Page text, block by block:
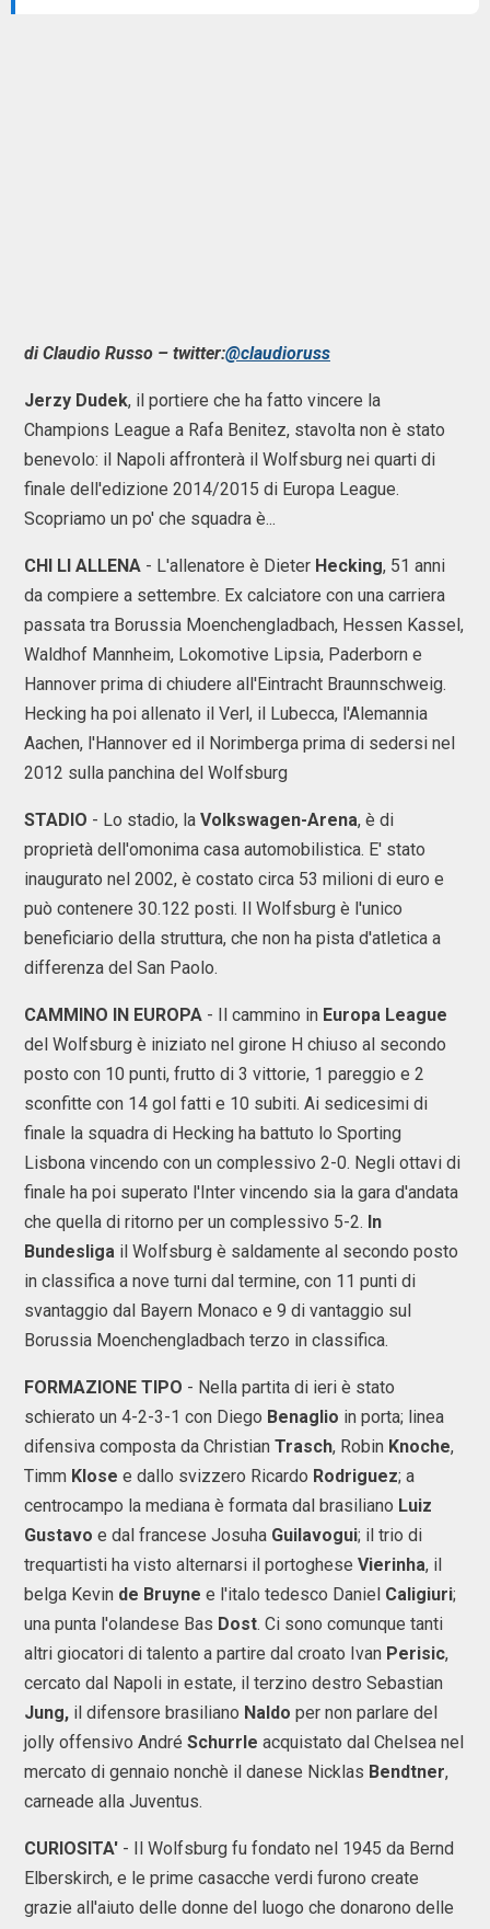
di Claudio Russo – twitter:@claudioruss
Jerzy Dudek, il portiere che ha fatto vincere la
Champions League a Rafa Benitez, stavolta non è stato
benevolo: il Napoli affronterà il Wolfsburg nei quarti di
finale dell'edizione 2014/2015 di Europa League.
Scopriamo un po' che squadra è...
CHI LI ALLENA - L'allenatore è Dieter Hecking, 51 anni
da compiere a settembre. Ex calciatore con una carriera
passata tra Borussia Moenchengladbach, Hessen Kassel,
Waldhof Mannheim, Lokomotive Lipsia, Paderborn e
Hannover prima di chiudere all'Eintracht Braunnschweig.
Hecking ha poi allenato il Verl, il Lubecca, l'Alemannia
Aachen, l'Hannover ed il Norimberga prima di sedersi nel
2012 sulla panchina del Wolfsburg
STADIO - Lo stadio, la Volkswagen-Arena, è di
proprietà dell'omonima casa automobilistica. E' stato
inaugurato nel 2002, è costato circa 53 milioni di euro e
può contenere 30.122 posti. Il Wolfsburg è l'unico
beneficiario della struttura, che non ha pista d'atletica a
differenza del San Paolo.
CAMMINO IN EUROPA - Il cammino in Europa League
del Wolfsburg è iniziato nel girone H chiuso al secondo
posto con 10 punti, frutto di 3 vittorie, 1 pareggio e 2
sconfitte con 14 gol fatti e 10 subiti. Ai sedicesimi di
finale la squadra di Hecking ha battuto lo Sporting
Lisbona vincendo con un complessivo 2-0. Negli ottavi di
finale ha poi superato l'Inter vincendo sia la gara d'andata
che quella di ritorno per un complessivo 5-2. In
Bundesliga il Wolfsburg è saldamente al secondo posto
in classifica a nove turni dal termine, con 11 punti di
svantaggio dal Bayern Monaco e 9 di vantaggio sul
Borussia Moenchengladbach terzo in classifica.
FORMAZIONE TIPO - Nella partita di ieri è stato
schierato un 4-2-3-1 con Diego Benaglio in porta; linea
difensiva composta da Christian Trasch, Robin Knoche,
Timm Klose e dallo svizzero Ricardo Rodriguez; a
centrocampo la mediana è formata dal brasiliano Luiz
Gustavo e dal francese Josuha Guilavogui; il trio di
trequartisti ha visto alternarsi il portoghese Vierinha, il
belga Kevin de Bruyne e l'italo tedesco Daniel Caligiuri;
una punta l'olandese Bas Dost. Ci sono comunque tanti
altri giocatori di talento a partire dal croato Ivan Perisic,
cercato dal Napoli in estate, il terzino destro Sebastian
Jung, il difensore brasiliano Naldo per non parlare del
jolly offensivo André Schurrle acquistato dal Chelsea nel
mercato di gennaio nonchè il danese Nicklas Bendtner,
carneade alla Juventus.
CURIOSITA' - Il Wolfsburg fu fondato nel 1945 da Bernd
Elberskirch, e le prime casacche verdi furono create
grazie all'aiuto delle donne del luogo che donarono delle